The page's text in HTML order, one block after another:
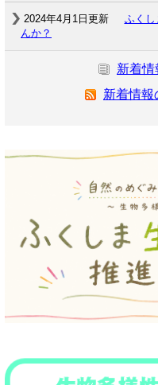
2024年4月1日更新
ふくし
んか？
新着情
新着情報